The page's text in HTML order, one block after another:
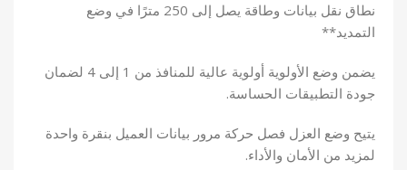
نطاق نقل بيانات وطاقة يصل إلى 250 مترًا في وضع
التمديد**
يضمن وضع الأولوية أولوية عالية للمنافذ من 1 إلى 4 لضمان
جودة التطبيقات الحساسة.
يتيح وضع العزل فصل حركة مرور بيانات العميل بنقرة واحدة
لمزيد من الأمان والأداء.